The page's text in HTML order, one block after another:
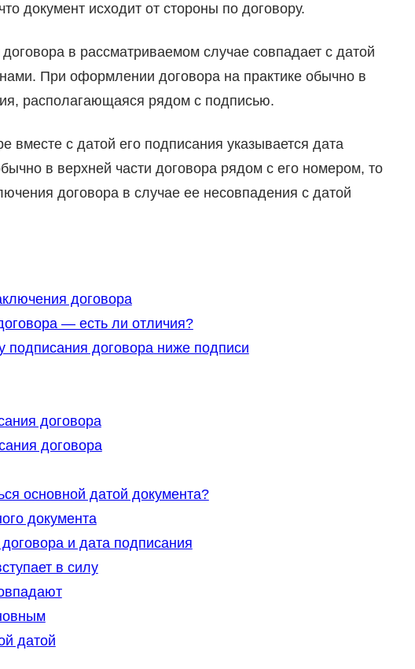
документ исходит от стороны по договору.
в рассматриваемом случае совпадает с датой
При оформлении договора на практике обычно в
располагающаяся рядом с подписью.
вместе с датой его подписания указывается дата
в верхней части договора рядом с его номером, то
договора в случае ее несовпадения с датой
договора
— есть ли отличия?
договора ниже подписи
договора
договора
основной датой документа?
документа
и дата подписания
в силу
датой